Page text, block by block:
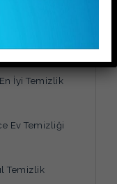
İyi Temizlik
Ev Temizliği
Temizlik